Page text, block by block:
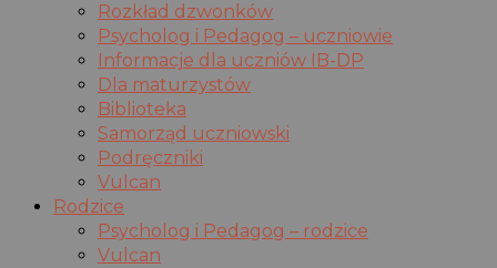
Rozkład dzwonków
Psycholog i Pedagog – uczniowie
Informacje dla uczniów IB-DP
Dla maturzystów
Biblioteka
Samorząd uczniowski
Podręczniki
Vulcan
Rodzice
Psycholog i Pedagog – rodzice
Vulcan